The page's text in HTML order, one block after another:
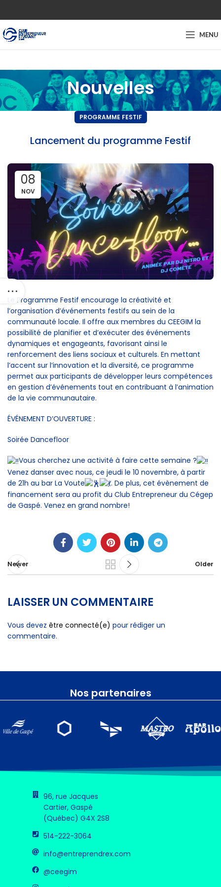
MENU
Nouvelles
PROGRAMME FESTIF
Lancement du programme Festif
08
NOV
Le Programme Festif encourage la créativité et
l’organisation d’événements festifs au sein de la
communauté locale. Il offre aux membres du CEEGIM la
possibilité de planifier et d’exécuter des événements
dynamiques et engageants, favorisant ainsi le
renforcement des liens sociaux et culturels. En mettant
l’accent sur l’innovation et la diversité, ce programme
permet aux participants de développer leurs compétences
en gestion d’événements tout en contribuant à l’animation
de la vie communautaire.
ÉVÉNEMENT D’OUVERTURE :
Soirée Dancefloor
Vous cherchez une activité à faire cette semaine ?
Venez danser avec nous, ce jeudi le 10 novembre, à partir
de 21h au bar La Voute
. De plus, cet évènement de
financement sera au profit du Club Entrepreneur du Cégep
de Gaspé. Venez en grand nombre!
Newer Older
LAISSER UN COMMENTAIRE
Vous devez être connecté(e) pour rédiger un
commentaire.
Nos partenaires
96, rue Jacques
Cartier, Gaspé
(Québec) G4X 2S8
514-222-3064
info@entreprendrex.com
@ceegim